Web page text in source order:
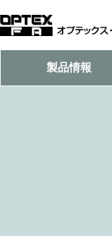
製品情報